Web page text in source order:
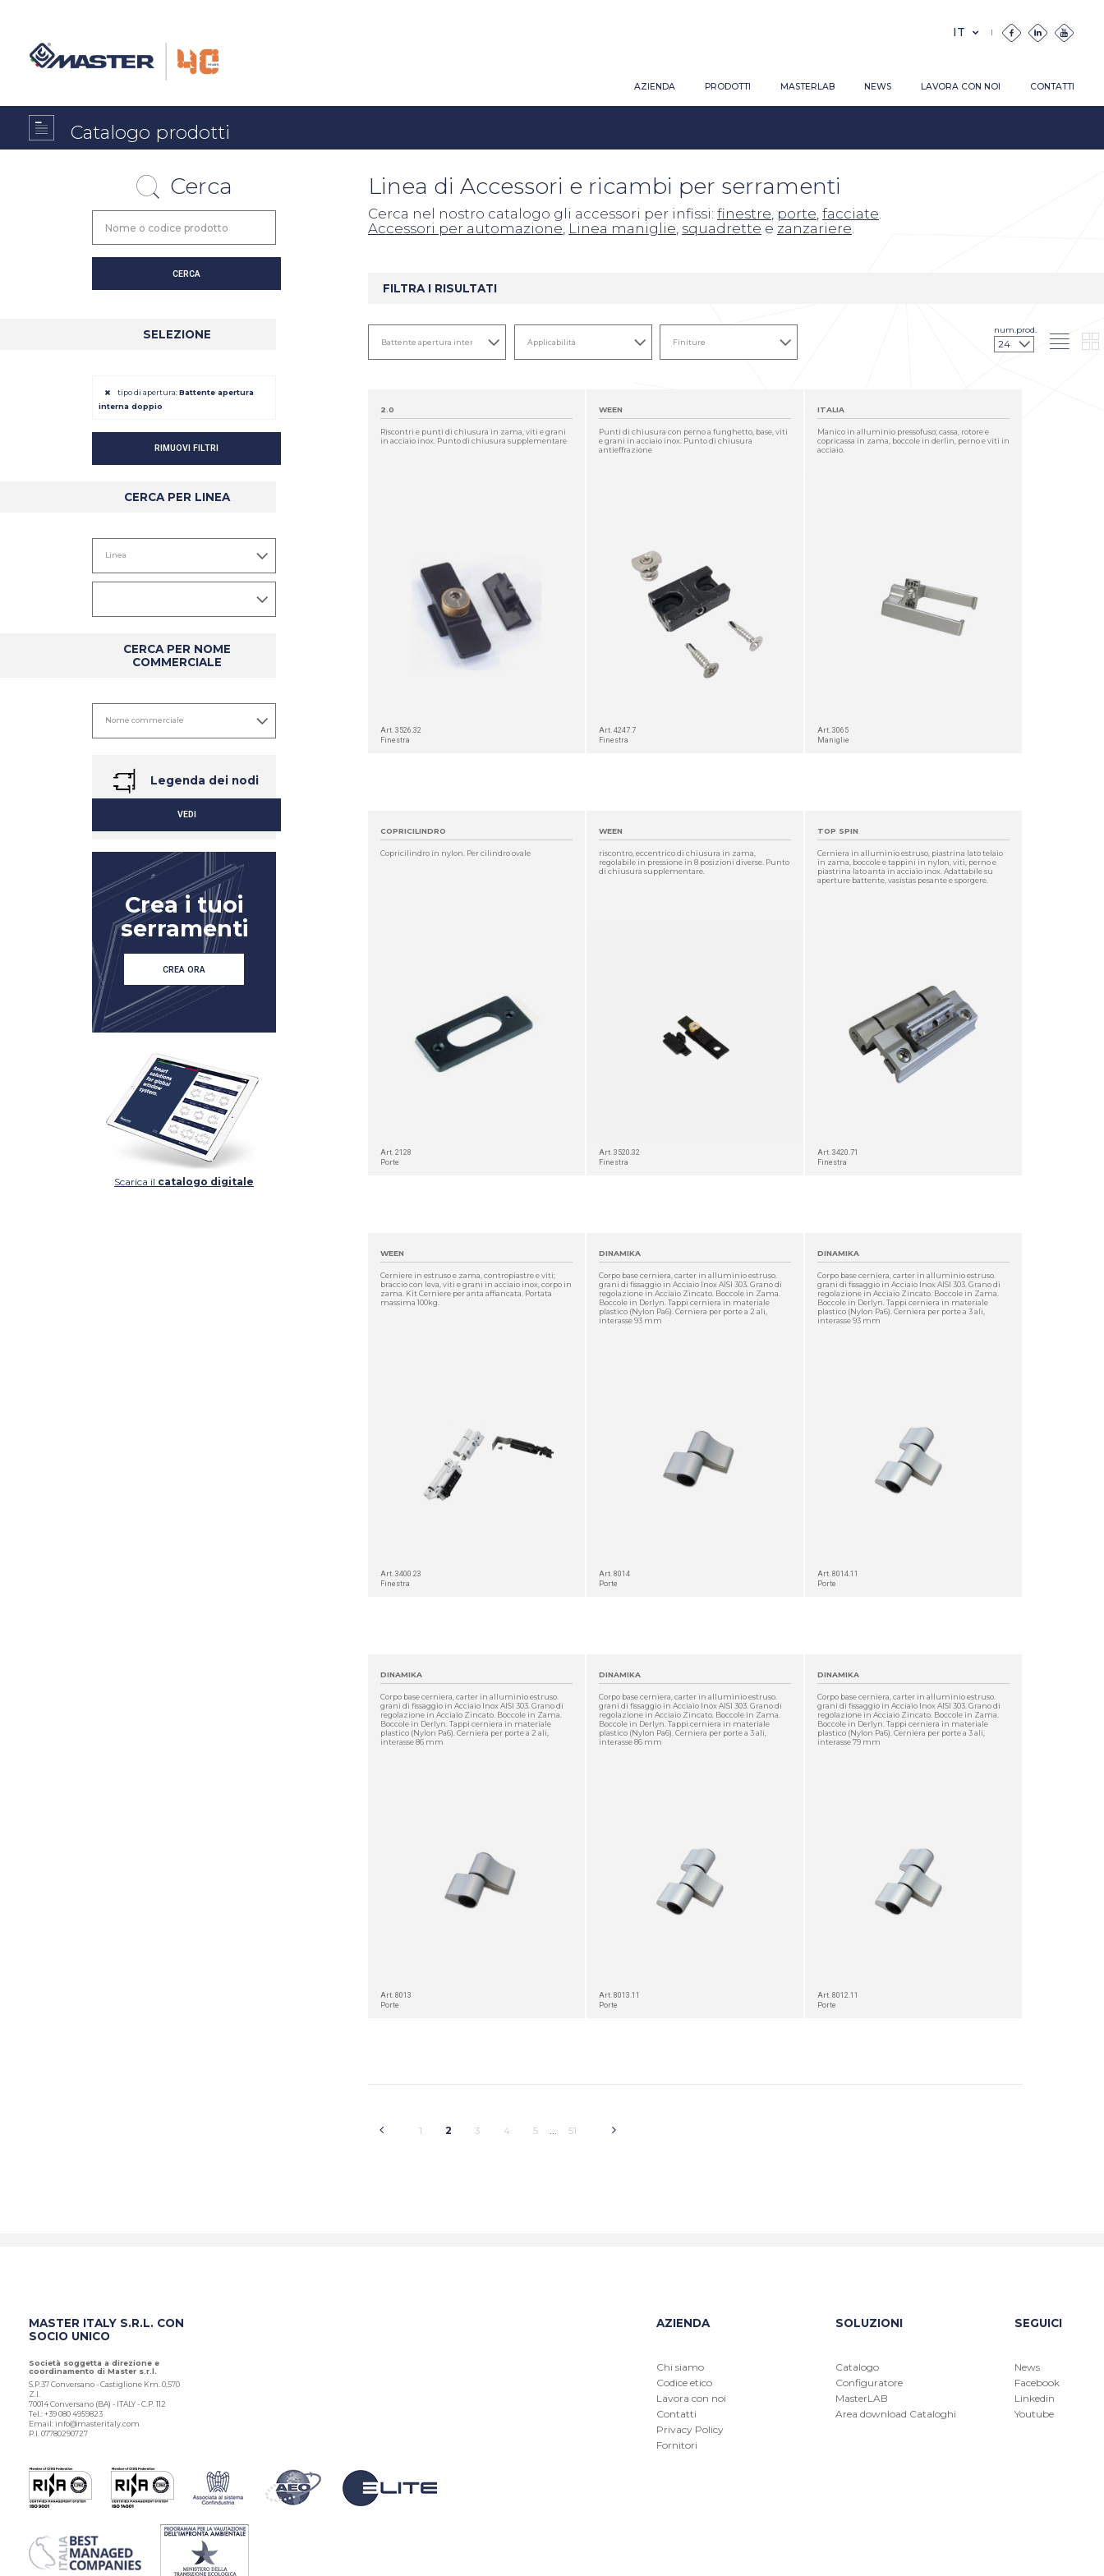
AZIENDA PRODOTTI MASTERLAB NEWS LAVORA CON NOI CONTATTI
Catalogo prodotti
Cerca
SELEZIONE
tipo di apertura:Battente apertura
interna doppio
RIMUOVI FILTRI
CERCA PER LINEA
CERCA PER NOME
COMMERCIALE
Legenda dei nodi
VEDI
Crea i tuoi
serramenti
CREA ORA
Scarica il catalogo digitale
Linea di Accessori e ricambi per serramenti
Cerca nel nostro catalogo gli accessori per infissi: finestre, porte, facciate.
Accessori per automazione, Linea maniglie, squadrette e zanzariere.
FILTRA I RISULTATI
num.prod.
2.0
Riscontri e punti di chiusura in zama, viti e grani
in acciaio inox. Punto di chiusura supplementare
Art. 3526.32
Finestra
WEEN
Punti di chiusura con perno a funghetto, base, viti
e grani in acciaio inox. Punto di chiusura
antieffrazione
Art. 4247.7
Finestra
ITALIA
Manico in alluminio pressofuso; cassa, rotore e
copricassa in zama, boccole in derlin, perno e viti in
acciaio.
Art. 3065
Maniglie
COPRICILINDRO
Copricilindro in nylon. Per cilindro ovale
Art. 2128
Porte
WEEN
riscontro, eccentrico di chiusura in zama,
regolabile in pressione in 8 posizioni diverse. Punto
di chiusura supplementare.
Art. 3520.32
Finestra
TOP SPIN
Cerniera in alluminio estruso, piastrina lato telaio
in zama, boccole e tappini in nylon, viti, perno e
piastrina lato anta in acciaio inox. Adattabile su
aperture battente, vasistas pesante e sporgere.
Art. 3420.71
Finestra
WEEN
Cerniere in estruso e zama, contropiastre e viti;
braccio con leva, viti e grani in acciaio inox, corpo in
zama. Kit Cerniere per anta affiancata. Portata
massima 100kg.
Art. 3400.23
Finestra
DINAMIKA
Corpo base cerniera, carter in alluminio estruso.
grani di fissaggio in Acciaio Inox AISI 303. Grano di
regolazione in Acciaio Zincato. Boccole in Zama.
Boccole in Derlyn. Tappi cerniera in materiale
plastico (Nylon Pa6). Cerniera per porte a 2 ali,
interasse 93 mm
Art. 8014
Porte
DINAMIKA
Corpo base cerniera, carter in alluminio estruso.
grani di fissaggio in Acciaio Inox AISI 303. Grano di
regolazione in Acciaio Zincato. Boccole in Zama.
Boccole in Derlyn. Tappi cerniera in materiale
plastico (Nylon Pa6). Cerniera per porte a 3 ali,
interasse 93 mm
Art. 8014.11
Porte
DINAMIKA
Corpo base cerniera, carter in alluminio estruso.
grani di fissaggio in Acciaio Inox AISI 303. Grano di
regolazione in Acciaio Zincato. Boccole in Zama.
Boccole in Derlyn. Tappi cerniera in materiale
plastico (Nylon Pa6). Cerniera per porte a 2 ali,
interasse 86 mm
Art. 8013
Porte
DINAMIKA
Corpo base cerniera, carter in alluminio estruso.
grani di fissaggio in Acciaio Inox AISI 303. Grano di
regolazione in Acciaio Zincato. Boccole in Zama.
Boccole in Derlyn. Tappi cerniera in materiale
plastico (Nylon Pa6). Cerniera per porte a 3 ali,
interasse 86 mm
Art. 8013.11
Porte
DINAMIKA
Corpo base cerniera, carter in alluminio estruso.
grani di fissaggio in Acciaio Inox AISI 303. Grano di
regolazione in Acciaio Zincato. Boccole in Zama.
Boccole in Derlyn. Tappi cerniera in materiale
plastico (Nylon Pa6). Cerniera per porte a 3 ali,
interasse 79 mm
Art. 8012.11
Porte
1 2 3 4 5 51
MASTER ITALY S.R.L. CON
SOCIO UNICO
Società soggetta a direzione e
coordinamento di Master s.r.l.
S.P.37 Conversano - Castiglione Km. 0,570
Z.I.
70014 Conversano (BA) - ITALY - C.P. 112
Tel.: +39 080 4959823
Email: info@masteritaly.com
P.I. 07780290727
AZIENDA
Chi siamo
Codice etico
Lavora con noi
Contatti
Privacy Policy
Fornitori
SOLUZIONI
Catalogo
Configuratore
MasterLAB
Area download Cataloghi
SEGUICI
News
Facebook
Linkedin
Youtube